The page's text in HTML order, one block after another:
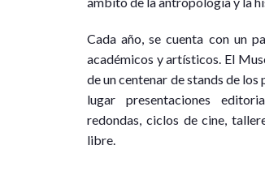
Cada año, se cuenta con un
académicos y artísticos. El
de un centenar de stands de
lugar presentaciones
redondas, ciclos de cine,
libre.